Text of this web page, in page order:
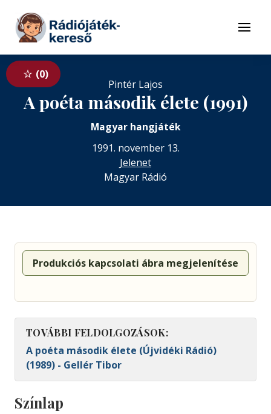
Tovább a tartalomhoz
Menü
0
Pintér Lajos
A poéta második élete (1991)
Magyar hangjáték
1991. november 13.
Jelenet
Magyar Rádió
Produkciós kapcsolati ábra megjelenítése
TOVÁBBI FELDOLGOZÁSOK:
A poéta második élete (Újvidéki Rádió)
(1989) - Gellér Tibor
Színlap